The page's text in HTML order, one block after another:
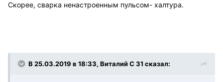
Скорее, сварка ненастроенным пульсом- халтура.
В 25.03.2019 в 18:33, Виталий С 31 сказал: